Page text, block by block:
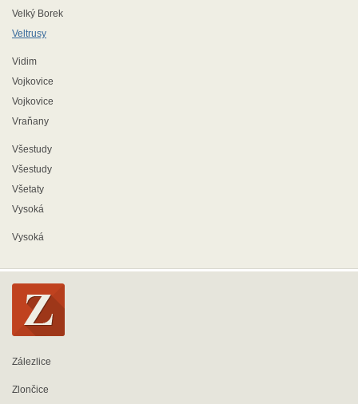
Velký Borek
Veltrusy
Vidim
Vojkovice
Vojkovice
Vraňany
Všestudy
Všestudy
Všetaty
Vysoká
Vysoká
Zálezlice
Zlončice